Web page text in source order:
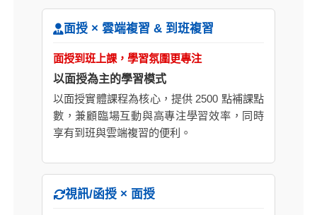
面授 × 雲端複習 & 到班複習
面授到班上課，學習氛圍更專注
以面授為主的學習模式
以面授實體課程為核心，提供 2500 點補課點
數，兼顧臨場互動與高專注學習效率，同時
享有到班與雲端複習的便利。
視訊/函授 × 面授